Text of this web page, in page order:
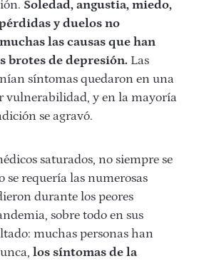
Soledad, angustia, miedo,
y duelos no
las causas que han
brotes de depresión. Las
síntomas quedaron en una
vulnerabilidad, y en la mayoría
se agravó.
saturados, no siempre se
se requería las numerosas
durante los peores
sobre todo en sus
muchas personas han
los síntomas de la